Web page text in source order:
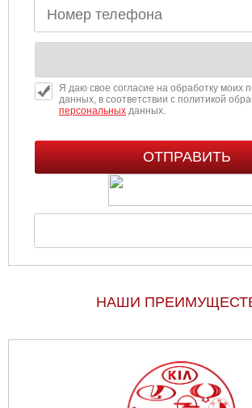
Я даю свое согласие на обработку моих
данных, в соответствии с политикой
персональныхданных.
НАШИ